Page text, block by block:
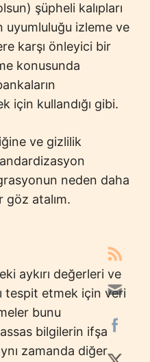
şüpheli kalıpları
uyumluluğu izleme ve
karşı önleyici bir
konusunda
için kullandığı gibi.
ve gizlilik
neden daha
göz atalım.
aykırı değerleri ve
tespit etmek için veri
bunu
bilgilerin ifşa
zamanda diğer